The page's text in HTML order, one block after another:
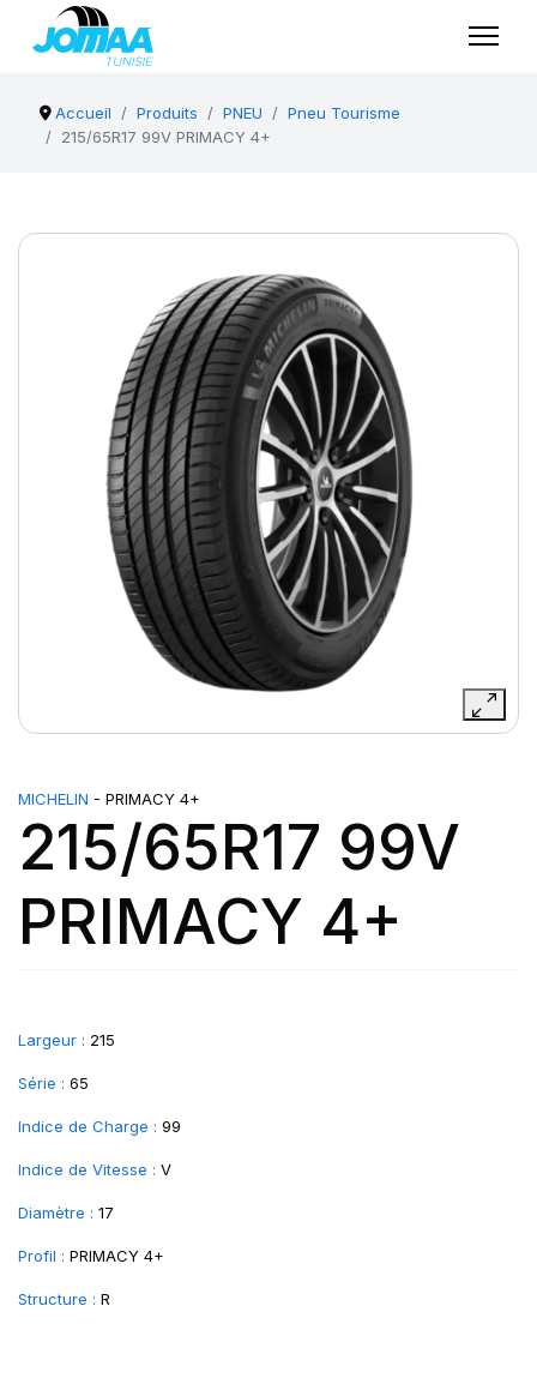
Accueil Produits PNEU
Pneu Tourisme
215/65R17 99V PRIMACY 4+
MICHELIN - PRIMACY 4+
215/65R17 99V
PRIMACY 4+
Largeur : 215
Série : 65
Indice de Charge : 99
Indice de Vitesse : V
Diamètre : 17
Profil : PRIMACY 4+
Structure : R